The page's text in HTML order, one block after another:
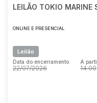
LEILÃO TOKIO MARINE
ONLINE E PRESENCIAL
Leilão
Data do encerramento
22/07/2026
A
14:00